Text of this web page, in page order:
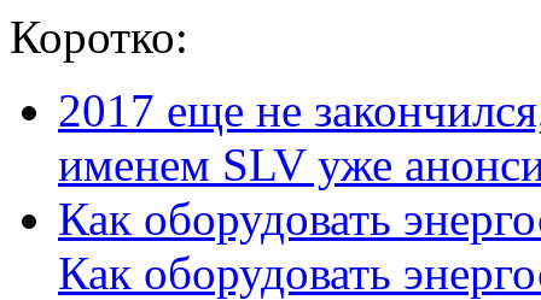
Коротко:
2017 еще не
именем SLV уже
Как оборудовать
Как оборудовать